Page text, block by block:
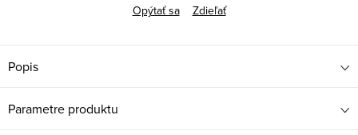
Opýtať sa
Zdieľať
Popis
Parametre produktu